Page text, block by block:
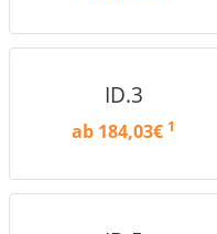
ID.3
ab 184,03€ 1